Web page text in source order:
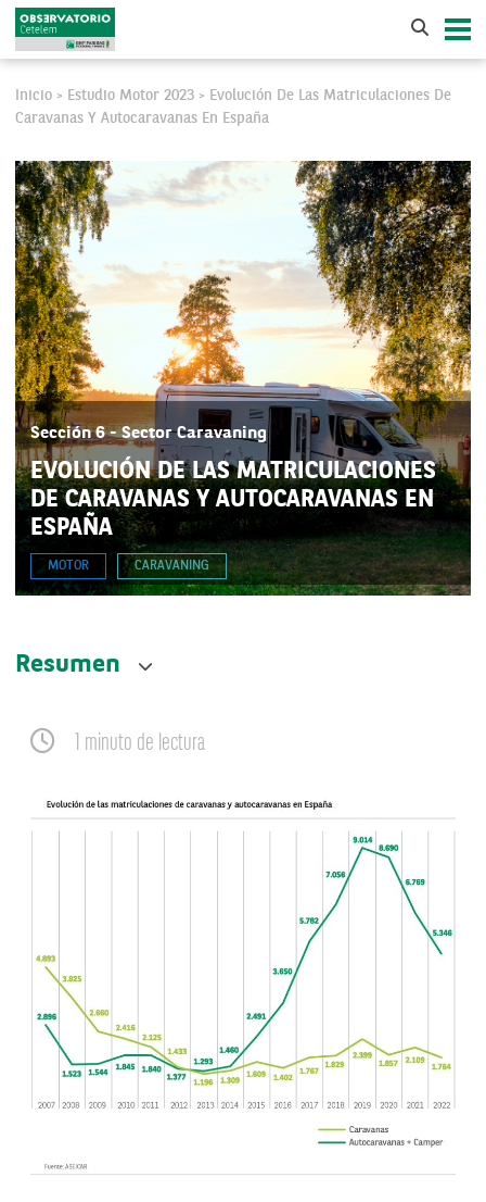
Inicio > Estudio Motor 2023 >
Evolución De Las Matriculaciones De
Caravanas Y Autocaravanas En España
Sección 6 - Sector Caravaning
EVOLUCIÓN DE LAS MATRICULACIONES
DE CARAVANAS Y AUTOCARAVANAS EN
ESPAÑA
MOTOR CARAVANING
1 minuto de lectura
Resumen